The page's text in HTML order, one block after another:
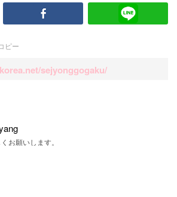
ピー
sejyonggogaku/
お願いします。